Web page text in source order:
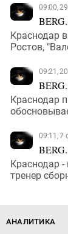
09:00,
Краснодар
Ростов,
09:21,
Краснодар
09:11, 7
Краснодар
тренер
АНАЛИТИКА